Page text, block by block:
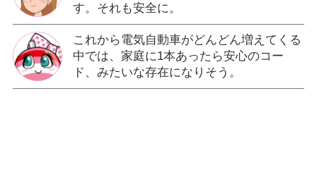
す。それも安全に。
これから電気自動車がどんどん増えてくる
中では、家庭に1本あったら安心のコー
ド、みたいな存在になりそう。